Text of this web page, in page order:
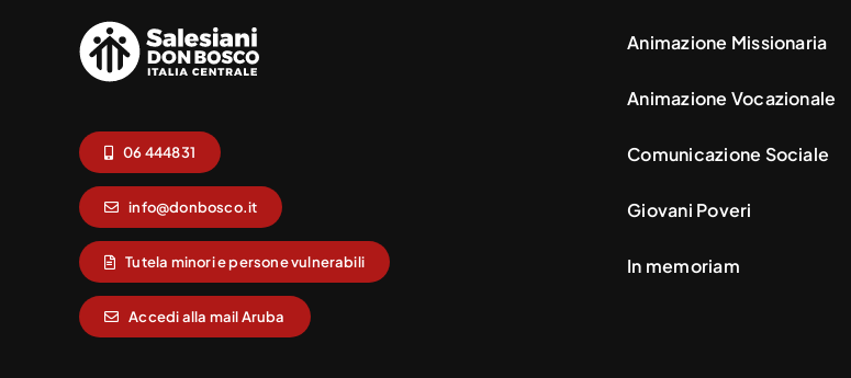
06 444831
info@donbosco.it
Tutela minori e persone vulnerabili
Accedi alla mail Aruba
Animazione Missionaria
Animazione Vocazionale
Comunicazione Sociale
Giovani Poveri
In memoriam